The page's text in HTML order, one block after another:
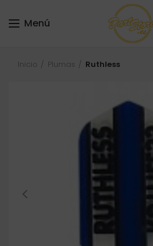
Menú
Inicio Plumas Ruthless